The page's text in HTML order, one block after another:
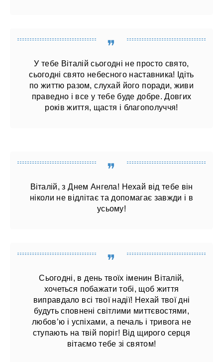
У тебе Віталій сьогодні не просто свято,
сьогодні свято небесного наставника! Ідіть
по життю разом, слухай його поради, живи
праведно і все у тебе буде добре. Довгих
років життя, щастя і благополуччя!
Віталій, з Днем Ангела! Нехай від тебе він
ніколи не відлітає та допомагає завжди і в
усьому!
Сьогодні, в день твоїх іменин Віталій,
хочеться побажати тобі, щоб життя
виправдало всі твої надії! Нехай твої дні
будуть сповнені світлими миттєвостями,
любов’ю і успіхами, а печаль і тривога не
ступають на твій поріг! Від щирого серця
вітаємо тебе зі святом!